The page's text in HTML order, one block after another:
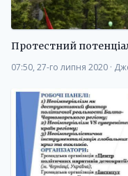
Протестний
07:50, 27-го липня 2020 ·